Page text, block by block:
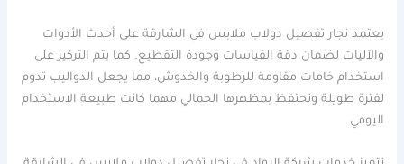
يعتمد نجار تفصيل دولاب ملابس في الشارقة على أحدث الأدوات
والآليات لضمان دقة القياسات وجودة التقطيع. كما يتم التركيز على
استخدام خامات مقاومة للرطوبة والخدوش، مما يجعل الدواليب تدوم
لفترة طويلة وتحتفظ بمظهرها الجمالي مهما كانت طبيعة الاستخدام
اليومي.